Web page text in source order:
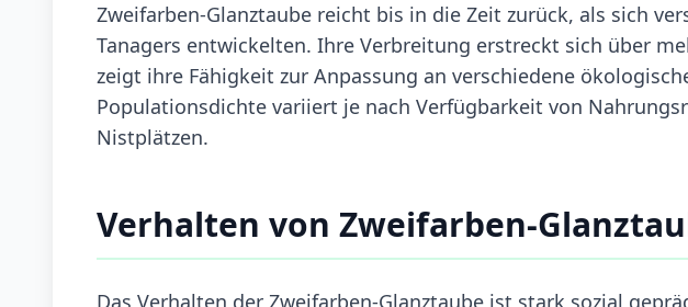
Zweifarben-Glanztaube reicht bis in die Zeit zurück, als sich
Tanagers entwickelten. Ihre Verbreitung erstreckt sich über
zeigt ihre Fähigkeit zur Anpassung an verschiedene
Populationsdichte variiert je nach Verfügbarkeit von
Nistplätzen.
Verhalten von Zweifarben-
Das Verhalten der Zweifarben-Glanztaube ist stark sozial